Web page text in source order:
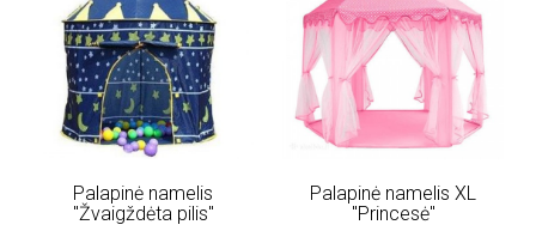
Palapinė namelis
"Žvaigždėta pilis"
Palapinė namelis XL
"Princesė"